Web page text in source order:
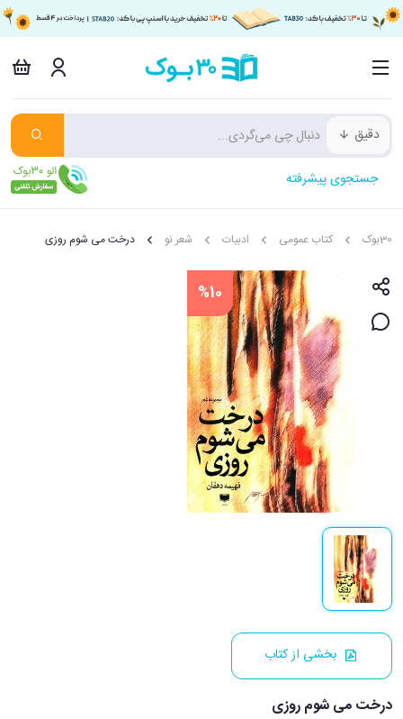
دقیق
جستجوی پیشرفته
30بوک کتاب عمومی ادبیات شعر نو درخت می شوم روزی
%10
بخشی از کتاب
درخت می شوم روزی